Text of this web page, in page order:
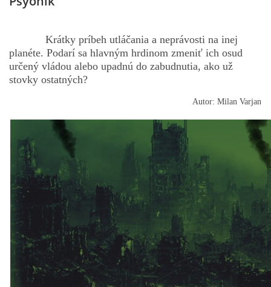
ANDARION
POVIEDKY
GAMEBOOK
ANKETA
BARDIGON
Krátky príbeh utláčania a neprávosti na inej
planéte. Podarí sa hlavným hrdinom zmeniť ich osud
určený vládou alebo upadnú do zabudnutia, ako už
stovky ostatných?
Autor: Milan Varjan